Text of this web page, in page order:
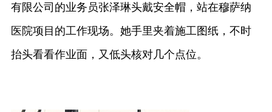
有限公司的业务员张泽琳头戴安全帽，站在穆萨纳
医院项目的工作现场。她手里夹着施工图纸，不时
抬头看看作业面，又低头核对几个点位。